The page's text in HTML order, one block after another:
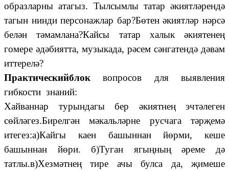
образларны атагыз. Тылсымлы татар әкиятләрендә
тагын нинди персонажлар бар?Бөтен әкиятләр нәрсә
белән тәмамлана?Кайсы татар халык әкиятенең
гомере әдәбиятта, музыкада, рәсем сәнгатендә дәвам
иттерелә?
Практическийблок вопросов для выявления
гибкости знаний:
Хайваннар турындагы бер әкиятнең эчтәлеген
сөйләгез.Бирелгән мәкальләрне русчага тәрҗемә
итегез:а)Кайгы каен башыннан йөрми, кеше
башыннан йөри. б)Туган ягыңның әреме дә
татлы.в)Хезмәтнең тире ачы булса да, җимеше